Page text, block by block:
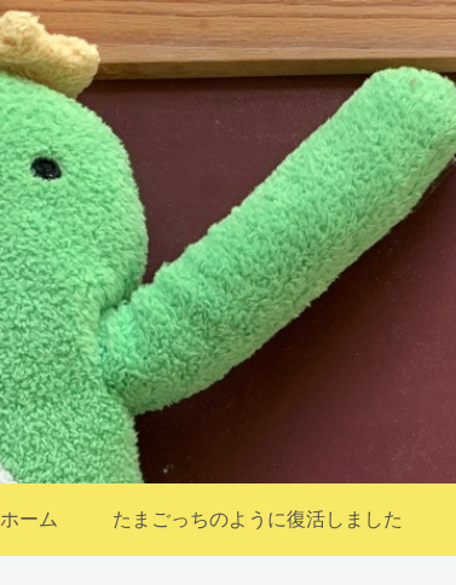
ホーム たまごっちのように復活しました